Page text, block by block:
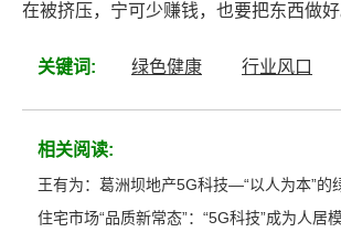
在被挤压，宁可少赚钱，也要把东西做好
关键词: 绿色健康 行业风口
相关阅读:
王有为：葛洲坝地产5G科技—“以人为本”的
住宅市场“品质新常态”：“5G科技”成为人居